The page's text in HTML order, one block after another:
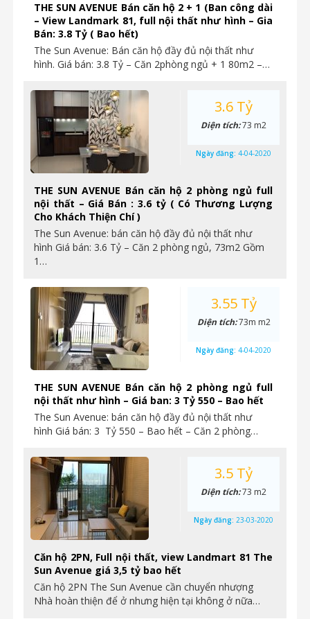
THE SUN AVENUE Bán căn hộ 2 + 1 (Ban công dài
– View Landmark 81, full nội thất như hình – Gia
Bán: 3.8 Tỷ ( Bao hết)
The Sun Avenue: Bán căn hộ đầy đủ nội thất như
hình. Giá bán: 3.8 Tỷ – Căn 2phòng ngủ + 1 80m2 –…
THE SUN AVENUE Bán căn hộ 2 phòng ngủ full
nội thất – Giá Bán : 3.6 tỷ ( Có Thương Lượng
Cho Khách Thiện Chí )
The Sun Avenue: bán căn hộ đầy đủ nội thất như
hình Giá bán: 3.6 Tỷ – Căn 2 phòng ngủ, 73m2 Gồm
1…
3.6 Tỷ
Diện tích:73 m2
Ngày đăng: 4-04-2020
THE SUN AVENUE Bán căn hộ 2 phòng ngủ full
nội thất như hình – Giá ban: 3 Tỷ 550 – Bao hết
The Sun Avenue: bán căn hộ đầy đủ nội thất như
hình Giá bán: 3 Tỷ 550 – Bao hết – Căn 2 phòng…
3.55 Tỷ
Diện tích:73m m2
Ngày đăng: 4-04-2020
Căn hộ 2PN, Full nội thất, view Landmart 81 The
Sun Avenue giá 3,5 tỷ bao hết
Căn hộ 2PN The Sun Avenue cần chuyển nhượng
Nhà hoàn thiện để ở nhưng hiện tại không ở nữa…
3.5 Tỷ
Diện tích:73 m2
Ngày đăng: 23-03-2020